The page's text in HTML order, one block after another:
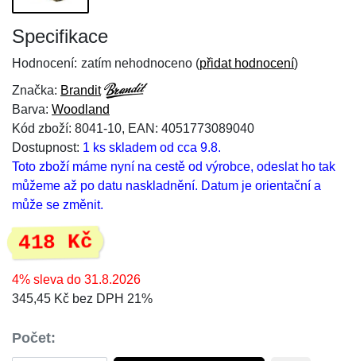
Specifikace
Hodnocení: zatím nehodnoceno (přidat hodnocení)
Značka: Brandit
Barva: Woodland
Kód zboží: 8041-10, EAN: 4051773089040
Dostupnost: 1 ks skladem od cca 9.8.
Toto zboží máme nyní na cestě od výrobce, odeslat ho tak
můžeme až po datu naskladnění. Datum je orientační a
může se změnit.
418 Kč
4% sleva do 31.8.2026
345,45 Kč bez DPH 21%
Počet: